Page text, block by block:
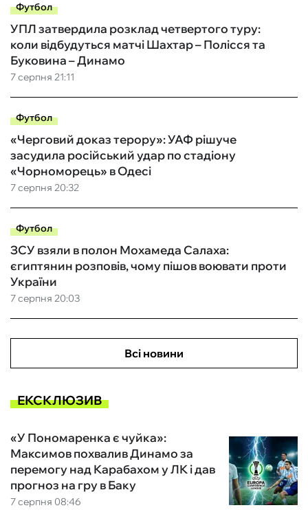
Футбол
7 серпня 21:11
УПЛ затвердила розклад четвертого туру:
коли відбудуться матчі Шахтар – Полісся та
Буковина – Динамо
Футбол
7 серпня 20:32
«Черговий доказ терору»: УАФ рішуче
засудила російський удар по стадіону
«Чорноморець» в Одесі
Футбол
7 серпня 20:03
ЗСУ взяли в полон Мохамеда Салаха:
єгиптянин розповів, чому пішов воювати проти
України
Всі новини
ЕКСКЛЮЗИВ
7 серпня 08:46
«У Пономаренка є чуйка»:
Максимов похвалив Динамо за
перемогу над Карабахом у ЛК і дав
прогноз на гру в Баку